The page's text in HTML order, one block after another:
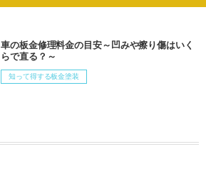
車の板金修理料金の目安～凹みや擦り傷はいく
らで直る？～
知って得する板金塗装